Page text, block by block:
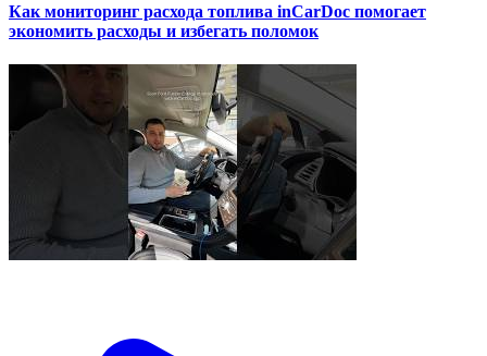
Как мониторинг расхода топлива inCarDoc помогает
экономить расходы и избегать поломок